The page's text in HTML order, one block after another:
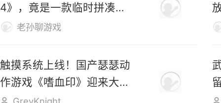
4》，竟是一款临时拼凑的
游戏？老孙聊游戏
触摸系统上线！国产瑟瑟动
作游戏《嗜血印》迎来大更
新